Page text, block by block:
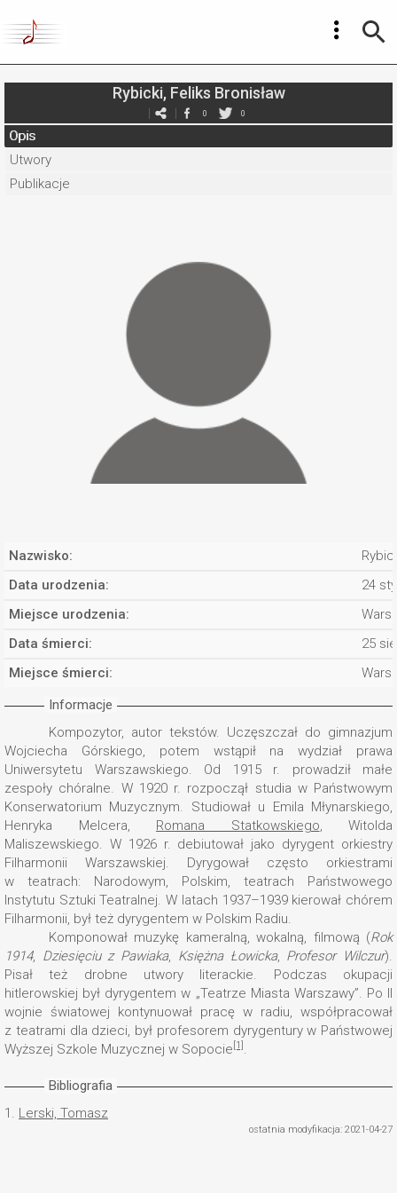
Rybicki, Feliks Bronisław
0 0
Opis
Utwory
Publikacje
Nazwisko:
Data urodzenia:
24
Miejsce urodzenia:
Data śmierci:
25
Miejsce śmierci:
Informacje
Kompozytor, autor tekstów. Uczęszczał do gimnazjum
Wojciecha Górskiego, potem wstąpił na wydział prawa
Uniwersytetu Warszawskiego. Od 1915 r. prowadził małe
zespoły chóralne. W 1920 r. rozpoczął studia w Państwowym
Konserwatorium Muzycznym. Studiował u Emila Młynarskiego,
Henryka Melcera, Romana Statkowskiego, Witolda
Maliszewskiego. W 1926 r. debiutował jako dyrygent orkiestry
Filharmonii Warszawskiej. Dyrygował często orkiestrami
w teatrach: Narodowym, Polskim, teatrach Państwowego
Instytutu Sztuki Teatralnej. W latach 1937–1939 kierował chórem
Filharmonii, był też dyrygentem w Polskim Radiu.
Komponował muzykę kameralną, wokalną, filmową (Rok
1914, Dziesięciu z Pawiaka, Księżna Łowicka, Profesor Wilczur).
Pisał też drobne utwory literackie. Podczas okupacji
hitlerowskiej był dyrygentem w „Teatrze Miasta Warszawy”. Po II
wojnie światowej kontynuował pracę w radiu, współpracował
z teatrami dla dzieci, był profesorem dyrygentury w Państwowej
Wyższej Szkole Muzycznej w Sopocie [1] .
Bibliografia
1. Lerski, Tomasz
ostatnia modyfikacja: 2021-04-27